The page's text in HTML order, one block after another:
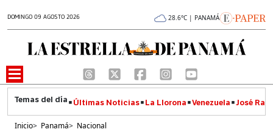
DOMINGO 09 AGOSTO 2026 28.6°C | PANAMÁ
Últimas Noticias La Llorona Venezuela José
Inicio> Panamá> Nacional